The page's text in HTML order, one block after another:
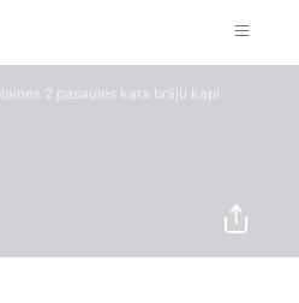
2.pasaules kara brāļu kapi